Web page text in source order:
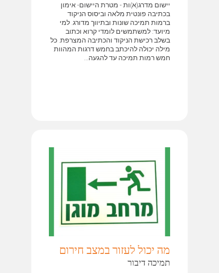
יישום מדרג(א)ות - מטרת היישום- אימון
בכתיבה פונטית מלאה וביסוס הניקוד
ברמות תמיכה שונות ובתיווך מדורג. למי
מיועד: למשתמשים לומדי קרוא וכתוב
בשלב רכישת הניקוד והכתיבה המצרפת. כל
מילה יכולה להיכתב בחמש דרגות המהוות
חמש רמות תמיכה עד להגעה...
מה יכול לעזור במצב חירום
תמיכה דיבור